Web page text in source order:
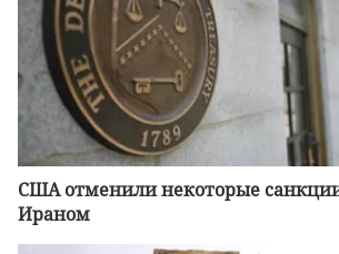
CША отменили некоторые
Ираном